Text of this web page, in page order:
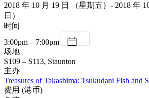
2018 年 10 月 19 日 （星期五）- 2018 年
日）
时间
3:00pm – 7:00pm
场地
S109 – S113, Staunton
主办
Treasures of Takashima: Tsukudani Fish and
费用 (港币)